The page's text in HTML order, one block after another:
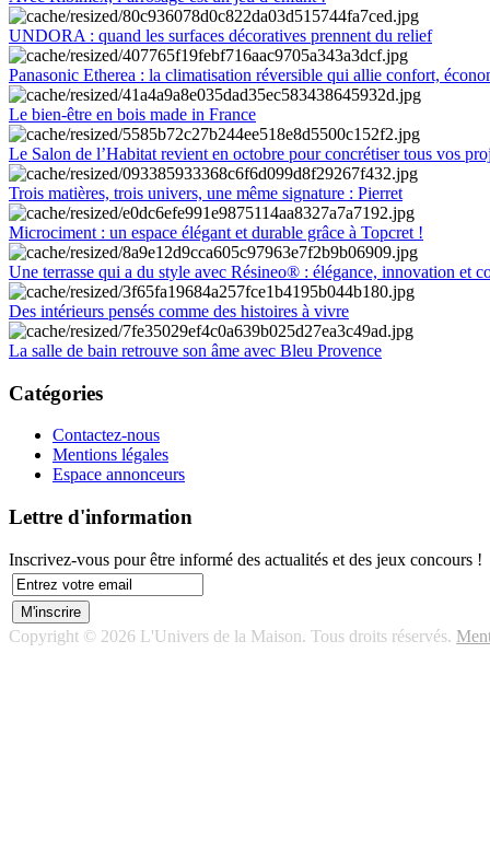
UNDORA : quand les surfaces décoratives prennent du relief
Panasonic Etherea : la climatisation réversible qui allie confort,
Le bien-être en bois made in France
Le Salon de l’Habitat revient en octobre pour concrétiser tous vos
Trois matières, trois univers, une même signature : Pierret
Microciment : un espace élégant et durable grâce à Topcret !
Une terrasse qui a du style avec Résineo® : élégance, innovation et
Des intérieurs pensés comme des histoires à vivre
La salle de bain retrouve son âme avec Bleu Provence
Catégories
Contactez-nous
Mentions légales
Espace annonceurs
Lettre d'information
Inscrivez-vous pour être informé des actualités et des jeux concours !
Copyright © 2026 L'Univers de la Maison. Tous droits réservés.